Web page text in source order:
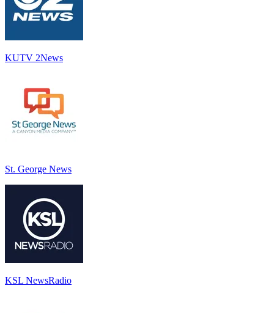
KUTV 2News
St. George News
KSL NewsRadio